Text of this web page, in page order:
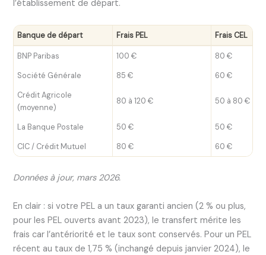
l’établissement de départ.
Banque de départ Frais PEL Frais CEL
BNP Paribas 100 €
80 €
Société Générale
85 €
60 €
Crédit Agricole
(moyenne)
80 à 120 € 50 à 80 €
La Banque Postale 50 €
50 €
CIC / Crédit Mutuel
80 € 60 €
Données à jour, mars 2026.
En clair : si votre PEL a un taux garanti ancien (2 % ou plus,
pour les PEL ouverts avant 2023), le transfert mérite les
frais car l’antériorité et le taux sont conservés. Pour un PEL
récent au taux de 1,75 % (inchangé depuis janvier 2024), le